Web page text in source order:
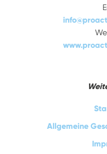
info@
Allgemeine